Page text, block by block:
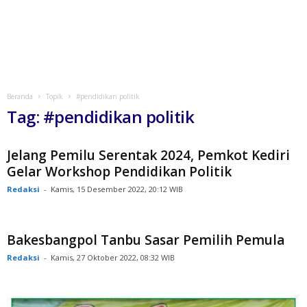
Beranda Topik #pendidikan politik
Tag: #pendidikan politik
Jelang Pemilu Serentak 2024, Pemkot Kediri
Gelar Workshop Pendidikan Politik
Redaksi - Kamis, 15 Desember 2022, 20:12 WIB
Bakesbangpol Tanbu Sasar Pemilih Pemula
Redaksi - Kamis, 27 Oktober 2022, 08:32 WIB